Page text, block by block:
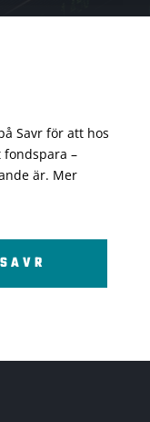
Savr för att hos
–
är. Mer